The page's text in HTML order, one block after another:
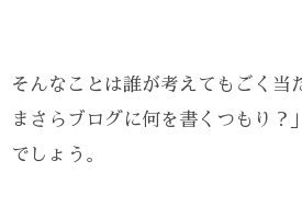
そんなことは誰が考えてもごく当
まさらブログに何を書くつもり？
でしょう。